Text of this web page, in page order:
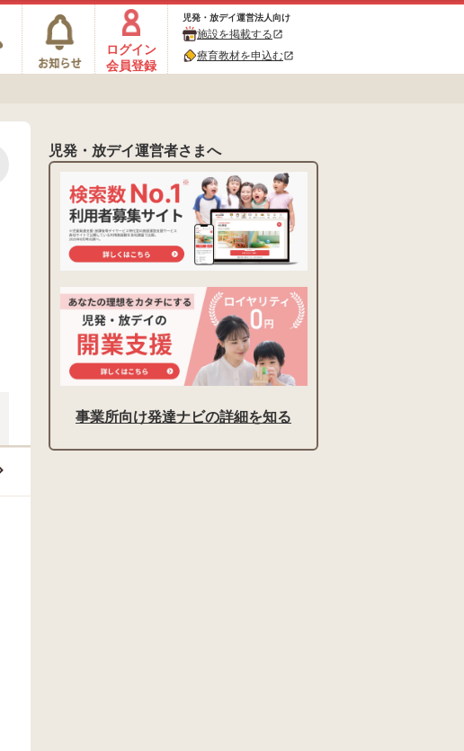
ログイン
会員登録
児発・放デイ運営法人向け
施設を掲載するopen_in_new
療育教材を申込むopen_in_new
児発・放デイ運営者さまへ
事業所向け発達ナビの詳細を知る